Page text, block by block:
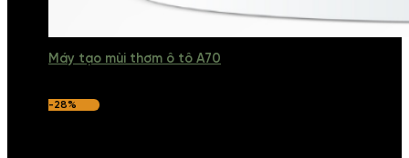
Máy tạo mùi thơm ô tô A70
-28%